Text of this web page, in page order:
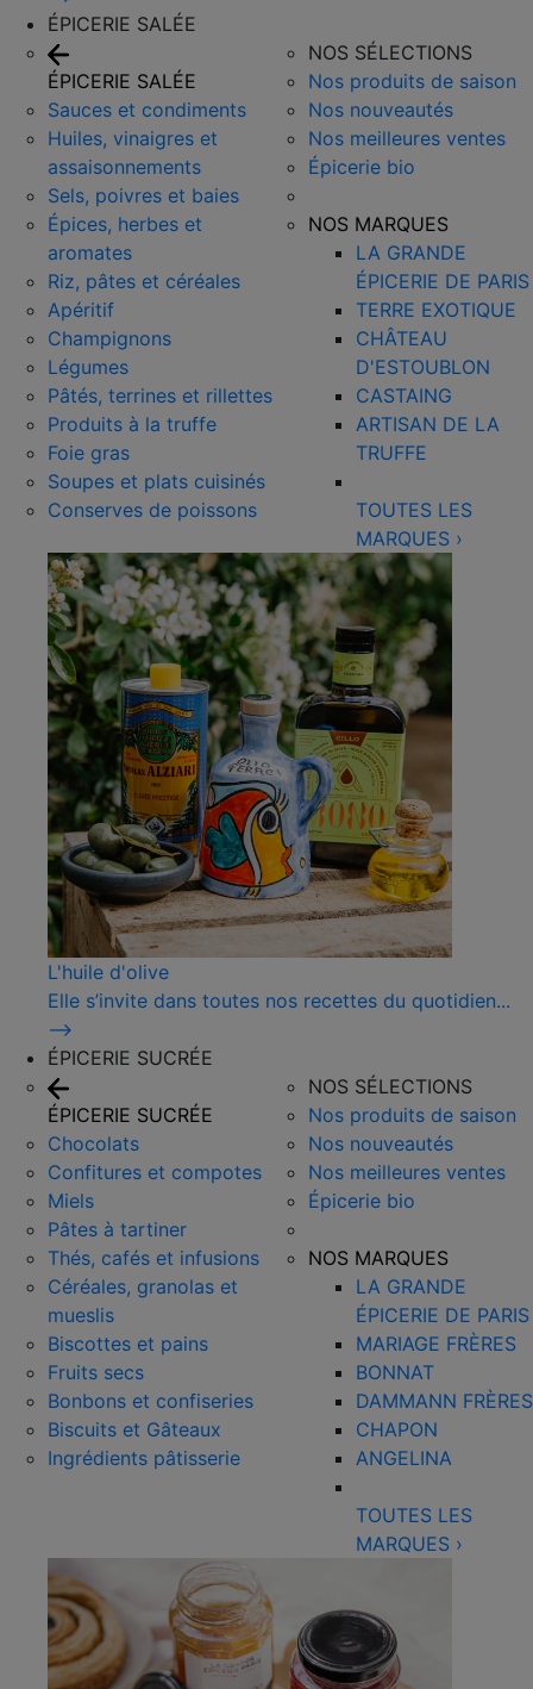
ÉPICERIE SALÉE
ÉPICERIE SALÉE
Sauces et condiments
Huiles, vinaigres et
assaisonnements
Sels, poivres et baies
Épices, herbes et
aromates
Riz, pâtes et céréales
Apéritif
Champignons
Légumes
Pâtés, terrines et rillettes
Produits à la truffe
Foie gras
Soupes et plats cuisinés
Conserves de poissons
NOS SÉLECTIONS
Nos produits de saison
Nos nouveautés
Nos meilleures ventes
Épicerie bio
NOS MARQUES
LA GRANDE
ÉPICERIE DE PARIS
TERRE EXOTIQUE
CHÂTEAU
D'ESTOUBLON
CASTAING
ARTISAN DE LA
TRUFFE
TOUTES LES
MARQUES ›
L'huile d'olive
Elle s’invite dans toutes nos recettes du quotidien...
⟶
ÉPICERIE SUCRÉE
ÉPICERIE SUCRÉE
Chocolats
Confitures et compotes
Miels
Pâtes à tartiner
Thés, cafés et infusions
Céréales, granolas et
mueslis
Biscottes et pains
Fruits secs
Bonbons et confiseries
Biscuits et Gâteaux
Ingrédients pâtisserie
NOS SÉLECTIONS
Nos produits de saison
Nos nouveautés
Nos meilleures ventes
Épicerie bio
NOS MARQUES
LA GRANDE
ÉPICERIE DE PARIS
MARIAGE FRÈRES
BONNAT
DAMMANN FRÈRES
CHAPON
ANGELINA
TOUTES LES
MARQUES ›